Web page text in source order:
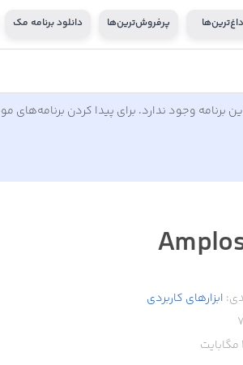
داغ‌ترین‌ها پرفروش‌ترین‌ها دانلود برنامه مک
برنامه وجود ندارد. برای پیدا کردن
ابزار‌های کاربردی
7
مگابایت